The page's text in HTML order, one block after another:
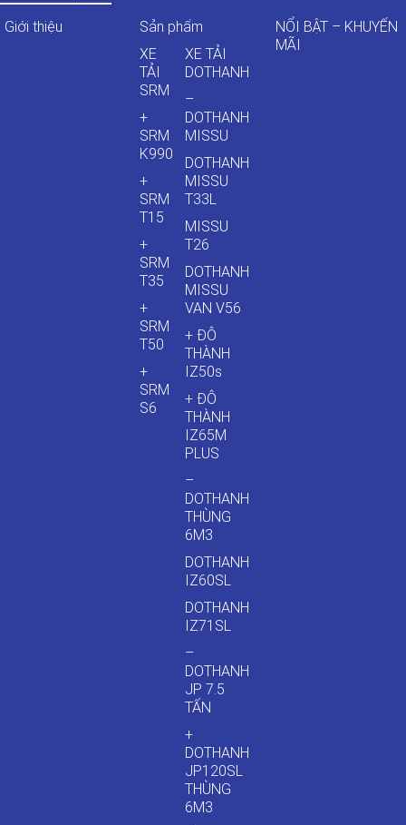
Giới thiệu
Sản phẩm
XE
TẢI
SRM
+
SRM
K990
+
SRM
T15
+
SRM
T35
+
SRM
T50
+
SRM
S6
XE TẢI
DOTHANH
–
DOTHANH
MISSU
DOTHANH
MISSU
T33L
MISSU
T26
DOTHANH
MISSU
VAN V56
+ ĐÔ
THÀNH
IZ50s
+ ĐÔ
THÀNH
IZ65M
PLUS
–
DOTHANH
THÙNG
6M3
DOTHANH
IZ60SL
DOTHANH
IZ71SL
–
DOTHANH
JP 7.5
TẤN
+
DOTHANH
JP120SL
THÙNG
6M3
NỔI BẬT – KHUYẾN
MÃI